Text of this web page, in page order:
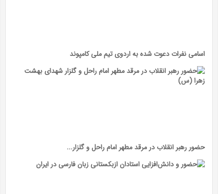
اسامی نفرات دعوت شده به اردوی تیم ملی کامپوند
حضور رهبر انقلاب در مرقد مطهر امام راحل و گلزار...